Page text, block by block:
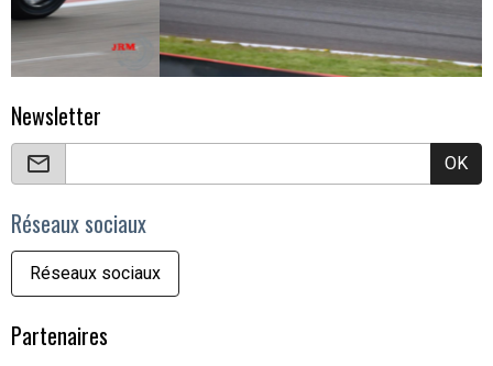
Newsletter
OK
Réseaux sociaux
Réseaux sociaux
Partenaires